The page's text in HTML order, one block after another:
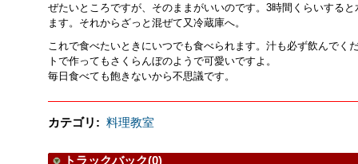
ぜたいところですが、そのままがいいのです。3時間くらいする
ます。それからざっと混ぜて又冷蔵庫へ。
これで食べたいときにいつでも食べられます。汁も必ず飲んでく
トで作ってもさくらんぼのようで可愛いですよ。
毎日食べても飽きないから不思議です。
カテゴリ : 料理教室
トラックバック(0)